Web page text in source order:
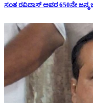
ಸಂತ ರವಿದಾಸ್ ಅವರ 650ನೇ